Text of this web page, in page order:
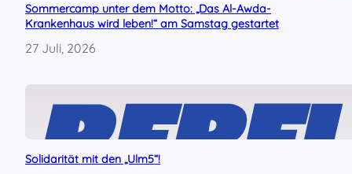
Sommercamp unter dem Motto: „Das Al-Awda-
Krankenhaus wird leben!“ am Samstag gestartet
27 Juli, 2026
Solidarität mit den „Ulm5“!